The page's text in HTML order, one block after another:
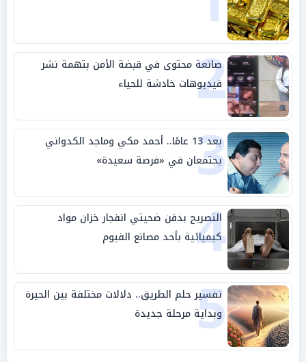
2
صانعة محتوى في قبضة الأمن بتهمة نشر
فيديوهات خادشة للحياء
3 بعد 13 عامًا.. أحمد مكي وماجد الكدواني
يجتمعان في «فرصة سعيدة»
4
التصريح بدفن ضحيتي انفجار خزان مواد
كيميائية بأحد مصانع الفيوم
5
تفسير حلم الطريق.. دلالات مختلفة بين الحيرة
وبداية مرحلة جديدة